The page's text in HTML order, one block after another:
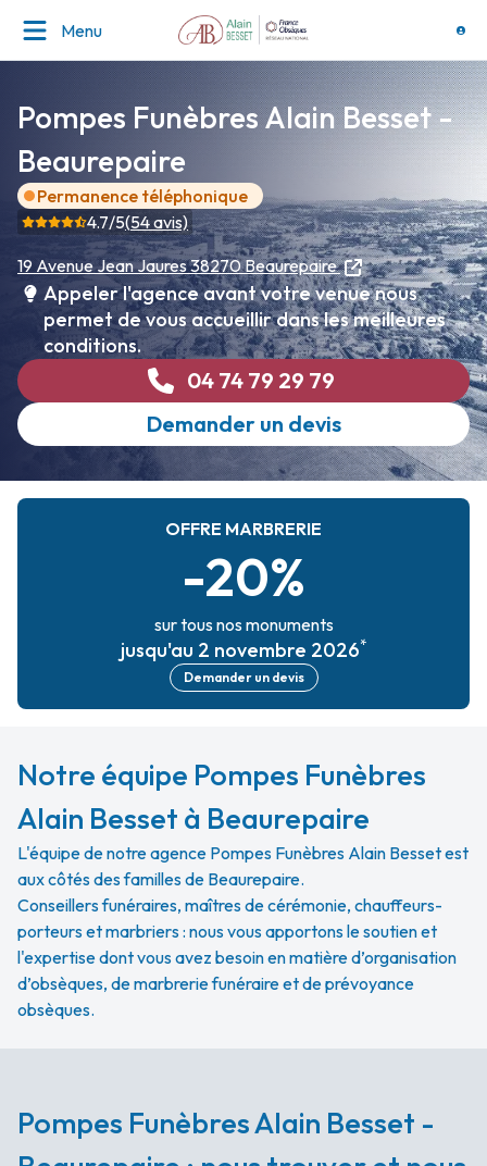
Menu
Pompes Funèbres Alain Besset -
Beaurepaire
Permanence téléphonique
4.7/5(54avis)
19 Avenue Jean Jaures38270 Beaurepaire
04 74 79 29 79
Demander un devis
Appeler l'agence avant votre venue nous
permet de vous accueillir dans les meilleures
conditions.
OFFRE MARBRERIE
-20%
sur tous nos monuments
jusqu'au 2 novembre 2026*
Demander un devis
Notre équipe Pompes Funèbres
Alain Besset à Beaurepaire
L'équipe de notre agence Pompes Funèbres Alain Besset est
aux côtés des familles de Beaurepaire.
Conseillers funéraires, maîtres de cérémonie, chauffeurs-
porteurs et marbriers : nous vous apportons le soutien et
l'expertise dont vous avez besoin en matière d’organisation
d’obsèques, de marbrerie funéraire et de prévoyance
obsèques.
Pompes Funèbres Alain Besset -